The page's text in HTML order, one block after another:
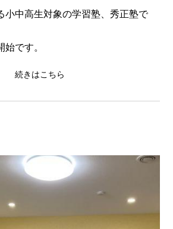
小中高生対象の学習塾、秀正塾で
です。
続きはこちら